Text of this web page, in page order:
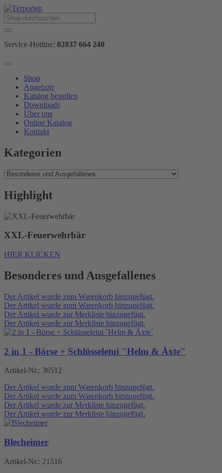
Service-Hotline: 02837 664 240
Shop
Angebote
Katalog bestellen
Downloads
Über uns
Online Katalog
Kontakt
Kategorien
Highlight
XXL-Feuerwehrbär
HIER KLICKEN
Besonderes und Ausgefallenes
Der Artikel wurde zum Warenkorb hinzugefügt.
Der Artikel wurde zum Warenkorb hinzugefügt.
Der Artikel wurde zur Merkliste hinzugefügt.
Der Artikel wurde zur Merkliste hinzugefügt.
2 in 1 - Börse + Schlüsseletui "Helm & Äxte"
Artikel-Nr.: 36512
Der Artikel wurde zum Warenkorb hinzugefügt.
Der Artikel wurde zum Warenkorb hinzugefügt.
Der Artikel wurde zur Merkliste hinzugefügt.
Der Artikel wurde zur Merkliste hinzugefügt.
Blecheimer
Artikel-Nr.: 21516